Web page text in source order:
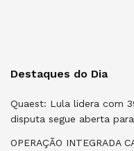
Destaques do Dia
Quaest: Lula lidera com
disputa segue aberta
OPERAÇÃO INTEGRADA